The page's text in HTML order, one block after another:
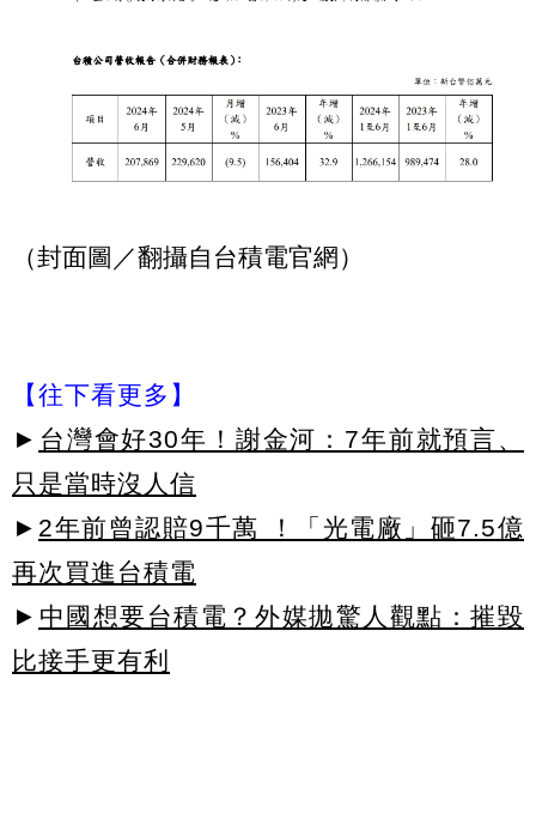
（封面圖／翻攝自台積電官網）
【往下看更多】
► 台灣會好30年！謝金河：7年前就預言、
只是當時沒人信
► 2年前曾認賠9千萬 ！「光電廠」砸7.5億
再次買進台積電
► 中國想要台積電？外媒拋驚人觀點：摧毀
比接手更有利